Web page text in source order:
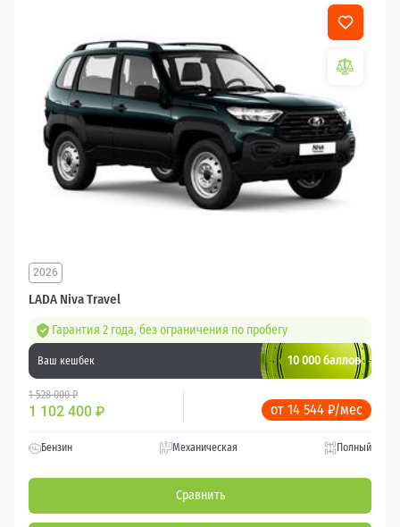
LADA Niva Travel
2026
Гарантия 2 года, без ограничения по пробегу
Ваш кешбек 10 000 баллов
1 528 000 ₽
1 102 400 ₽ от 14 544 ₽/мес
Бензин Механическая Полный
Сравнить